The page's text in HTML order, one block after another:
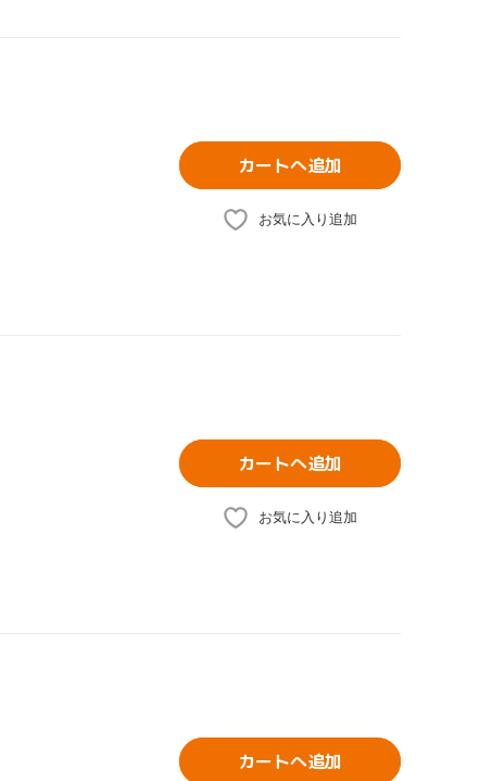
カートへ追加
お気に入り追加
カートへ追加
お気に入り追加
カートへ追加